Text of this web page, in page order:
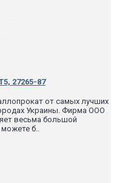
27265-87
от самых лучших
Украины. Фирма ООО
весьма большой
б..